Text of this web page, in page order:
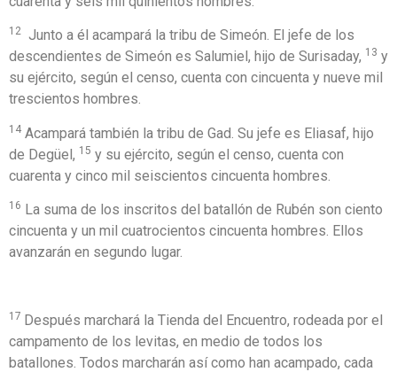
12 Junto a él acampará la tribu de Simeón. El jefe de los
descendientes de Simeón es Salumiel, hijo de Surisaday, 13 y
su ejército, según el censo, cuenta con cincuenta y nueve mil
trescientos hombres.
14 Acampará también la tribu de Gad. Su jefe es Eliasaf, hijo
de Degüel, 15 y su ejército, según el censo, cuenta con
cuarenta y cinco mil seiscientos cincuenta hombres.
16 La suma de los inscritos del batallón de Rubén son ciento
cincuenta y un mil cuatrocientos cincuenta hombres. Ellos
avanzarán en segundo lugar.
17 Después marchará la Tienda del Encuentro, rodeada por el
campamento de los levitas, en medio de todos los
batallones. Todos marcharán así como han acampado, cada